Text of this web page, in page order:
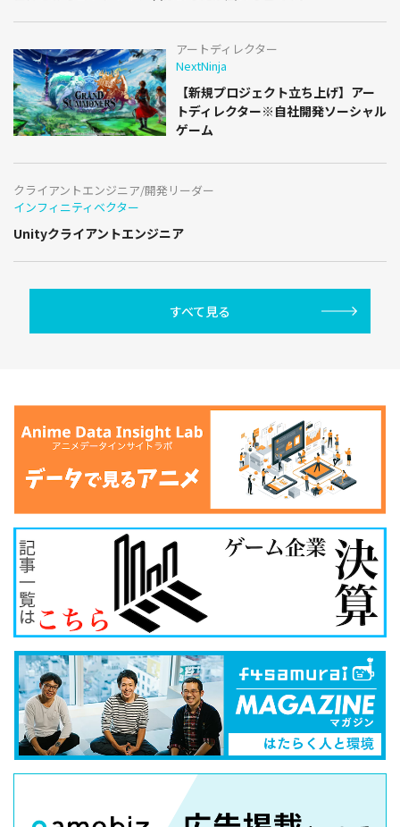
アートディレクター
NextNinja
【新規プロジェクト立ち上げ】アー
トディレクター※自社開発ソーシャル
ゲーム
クライアントエンジニア/開発リーダー
インフィニティベクター
Unityクライアントエンジニア
すべて見る